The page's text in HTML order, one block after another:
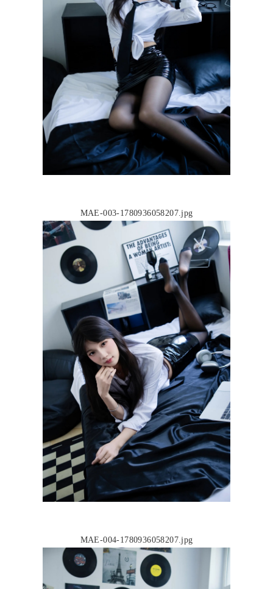
MAE-003-1780936058207.jpg
MAE-004-1780936058207.jpg